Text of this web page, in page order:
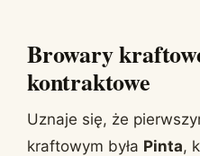
Browary
kontraktowe
Uznaje się, że
kraftowym była Pinta,